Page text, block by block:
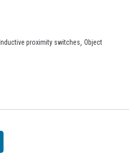
Inductive proximity switches Object